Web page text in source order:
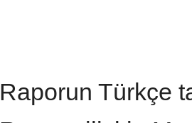
Raporun Türkçe